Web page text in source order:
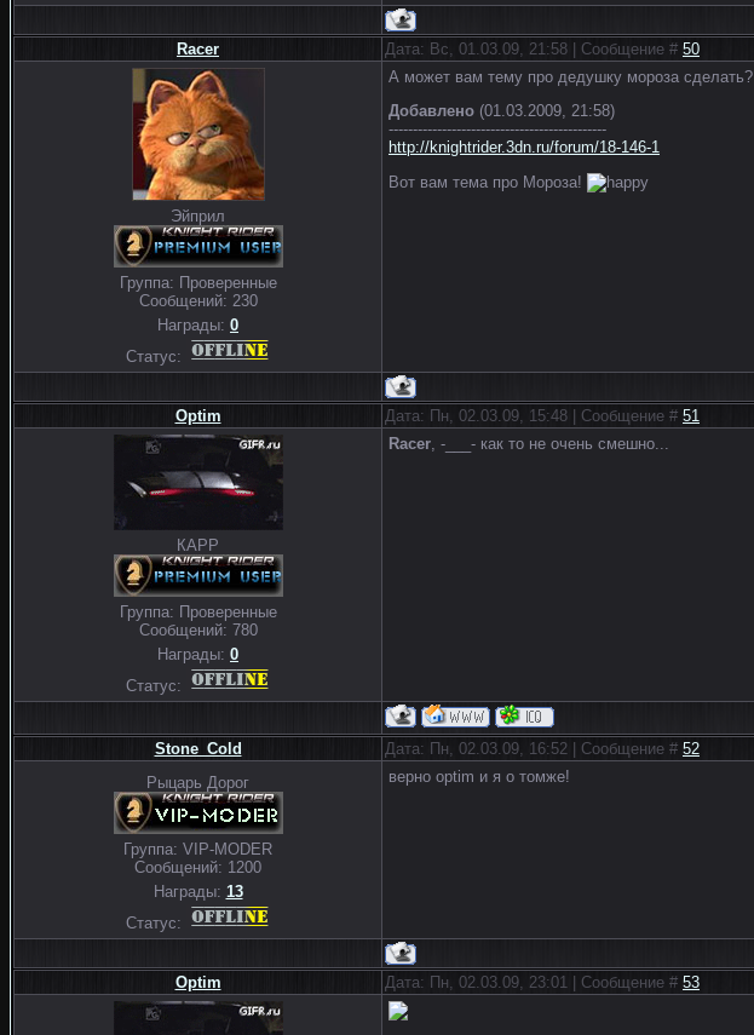
Racer Дата: Вс, 01.03.09, 21:58 | Сообщение # 50
Эйприл
Группа: Проверенные
Сообщений: 230
Награды: 0
Статус:
А может вам тему про дедушку мороза сделать?
Добавлено (01.03.2009, 21:58)
---------------------------------------------
http://knightrider.3dn.ru/forum/18-146-1
Вот вам тема про Мороза!
Optim Дата: Пн, 02.03.09, 15:48 | Сообщение # 51
КАРР
Группа: Проверенные
Сообщений: 780
Награды: 0
Статус:
Racer, -___- как то не очень смешно...
Stone_Cold Дата: Пн, 02.03.09, 16:52 | Сообщение # 52
Рыцарь Дорог
Группа: VIP-MODER
Сообщений: 1200
Награды: 13
Статус:
верно optim и я о томже!
Optim Дата: Пн, 02.03.09, 23:01 | Сообщение # 53